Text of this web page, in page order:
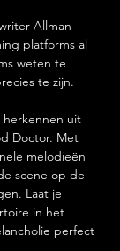
Allman
platforms al
weten te
te zijn.
herkennen uit
Doctor. Met
melodieën
scene op de
Laat je
in het
perfect